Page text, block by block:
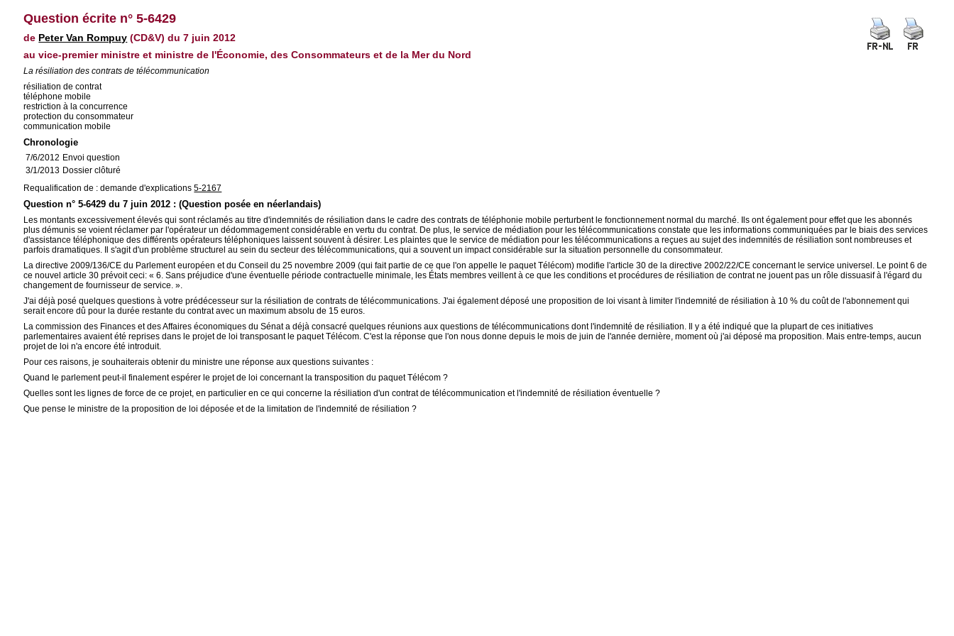
Question écrite n° 5-6429
de Peter Van Rompuy (CD&V) du 7 juin 2012
au vice-premier ministre et ministre de l'Économie, des Consommateurs et de la Mer du Nord
La résiliation des contrats de télécommunication
résiliation de contrat
téléphone mobile
restriction à la concurrence
protection du consommateur
communication mobile
Chronologie
7/6/2012 Envoi question
3/1/2013 Dossier clôturé
Requalification de : demande d'explications5-2167
Question n° 5-6429 du 7 juin 2012 : (Question posée en néerlandais)
Les montants excessivement élevés qui sont réclamés au titre d'indemnités de résiliation dans le cadre des contrats de téléphonie mobile perturbent le fonctionnement normal du marché. Ils ont également pour effet que les abonnés
plus démunis se voient réclamer par l'opérateur un dédommagement considérable en vertu du contrat. De plus, le service de médiation pour les télécommunications constate que les informations communiquées par le biais des services
d'assistance téléphonique des différents opérateurs téléphoniques laissent souvent à désirer. Les plaintes que le service de médiation pour les télécommunications a reçues au sujet des indemnités de résiliation sont nombreuses et
parfois dramatiques. Il s'agit d'un problème structurel au sein du secteur des télécommunications, qui a souvent un impact considérable sur la situation personnelle du consommateur.
La directive 2009/136/CE du Parlement européen et du Conseil du 25 novembre 2009 (qui fait partie de ce que l'on appelle le paquet Télécom) modifie l'article 30 de la directive 2002/22/CE concernant le service universel. Le point 6 de
ce nouvel article 30 prévoit ceci: « 6. Sans préjudice d'une éventuelle période contractuelle minimale, les États membres veillent à ce que les conditions et procédures de résiliation de contrat ne jouent pas un rôle dissuasif à l'égard du
changement de fournisseur de service. ».
J'ai déjà posé quelques questions à votre prédécesseur sur la résiliation de contrats de télécommunications. J'ai également déposé une proposition de loi visant à limiter l'indemnité de résiliation à 10 % du coût de l'abonnement qui
serait encore dû pour la durée restante du contrat avec un maximum absolu de 15 euros.
La commission des Finances et des Affaires économiques du Sénat a déjà consacré quelques réunions aux questions de télécommunications dont l'indemnité de résiliation. Il y a été indiqué que la plupart de ces initiatives
parlementaires avaient été reprises dans le projet de loi transposant le paquet Télécom. C'est la réponse que l'on nous donne depuis le mois de juin de l'année dernière, moment où j'ai déposé ma proposition. Mais entre-temps, aucun
projet de loi n'a encore été introduit.
Pour ces raisons, je souhaiterais obtenir du ministre une réponse aux questions suivantes :
Quand le parlement peut-il finalement espérer le projet de loi concernant la transposition du paquet Télécom ?
Quelles sont les lignes de force de ce projet, en particulier en ce qui concerne la résiliation d'un contrat de télécommunication et l'indemnité de résiliation éventuelle ?
Que pense le ministre de la proposition de loi déposée et de la limitation de l'indemnité de résiliation ?